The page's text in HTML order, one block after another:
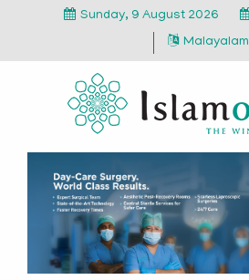
Sunday, 9 August 2026
Malayalam